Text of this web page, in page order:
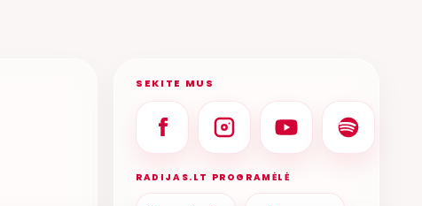
SEKITE MUS
RADIJAS.LT PROGRAMĖLĖ